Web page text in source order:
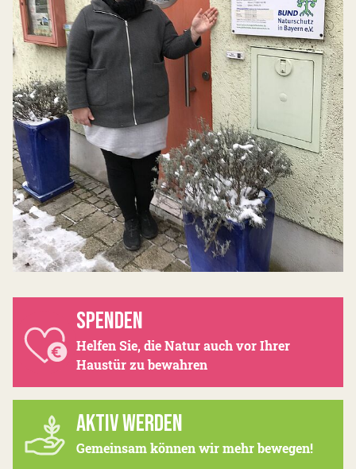
SPENDEN
Helfen Sie, die Natur auch vor Ihrer
Haustür zu bewahren
AKTIV WERDEN
Gemeinsam können wir mehr bewegen!